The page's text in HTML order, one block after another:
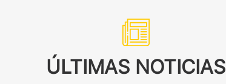
ÚLTIMAS NOTICIAS